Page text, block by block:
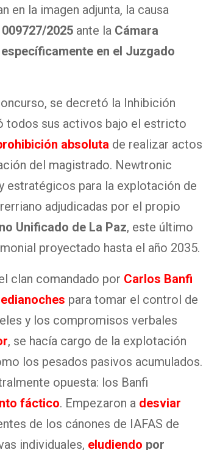
en la imagen adjunta, la causa
2025 ante la Cámara
en el Juzgado
se decretó la Inhibición
todos sus activos bajo el estricto
absoluta de realizar actos
del magistrado. Newtronic
estratégicos para la explotación de
adjudicadas por el propio
Unificado de La Paz, este último
proyectado hasta el año 2035.
clan comandado por Carlos Banfi
para tomar el control de
y los compromisos verbales
, se hacía cargo de la explotación
los pesados pasivos acumulados.
opuesta: los Banfi
fáctico. Empezaron a desviar
de los cánones de IAFAS de
individuales, eludiendo por